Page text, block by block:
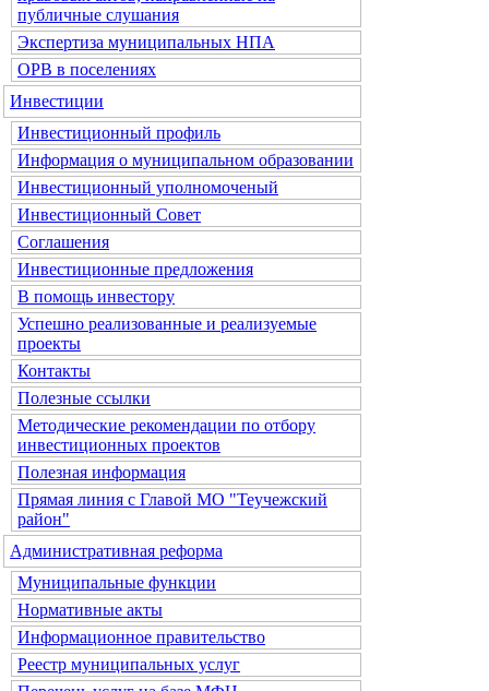
публичные слушания
Экспертиза муниципальных НПА
ОРВ в поселениях
Инвестиции
Инвестиционный профиль
Информация о муниципальном образовании
Инвестиционный уполномоченый
Инвестиционный Совет
Соглашения
Инвестиционные предложения
В помощь инвестору
Успешно реализованные и реализуемые
проекты
Контакты
Полезные ссылки
Методические рекомендации по отбору
инвестиционных проектов
Полезная информация
Прямая линия с Главой МО "Теучежский
район"
Административная реформа
Муниципальные функции
Нормативные акты
Информационное правительство
Реестр муниципальных услуг